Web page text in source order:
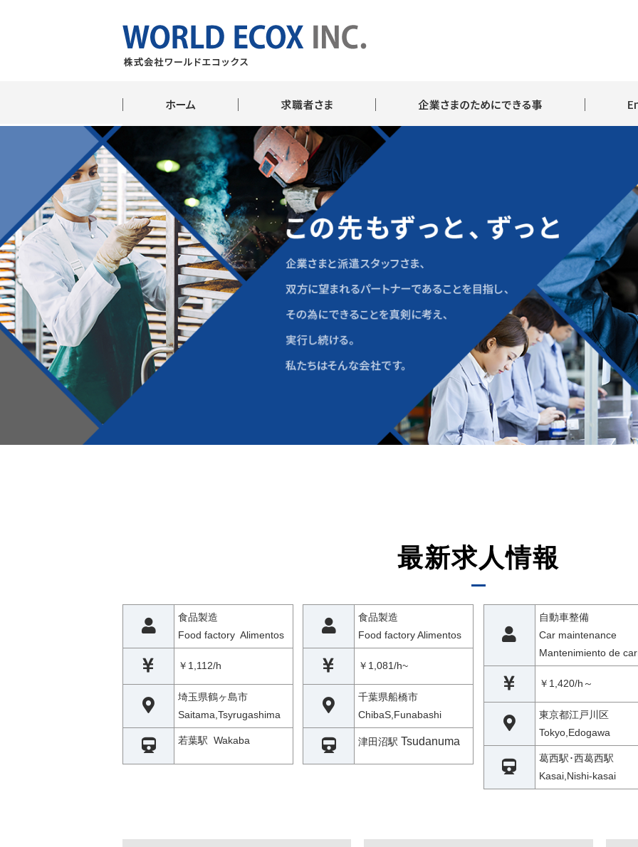
最新求人情報
食品製造
Food factory Alimentos
￥1,112/h
埼玉県鶴ヶ島市
Saitama,Tsyrugashima
若葉駅 Wakaba
食品製造
Food factory Alimentos
￥1,081/h~
千葉県船橋市
ChibaS,Funabashi
津田沼駅Tsudanuma
自動車整備
Car maintenance
Mantenimiento de
￥1,420/h～
東京都江戸川区
Tokyo,Edogawa
葛西駅･西葛西駅
Kasai,Nishi-kasai